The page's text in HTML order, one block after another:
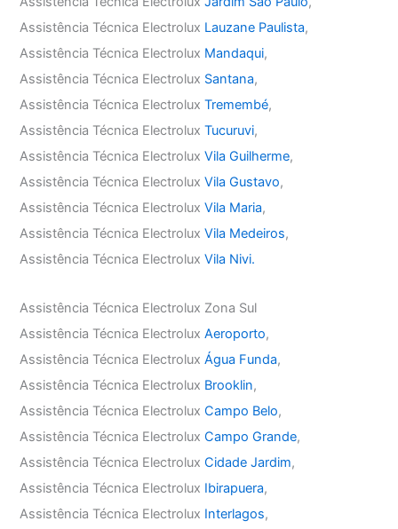
Assistência Técnica Electrolux Lauzane Paulista,
Assistência Técnica Electrolux Mandaqui,
Assistência Técnica Electrolux Santana,
Assistência Técnica ElectroluxTremembé,
Assistência Técnica ElectroluxTucuruvi,
Assistência Técnica ElectroluxVila Guilherme,
Assistência Técnica ElectroluxVila Gustavo,
Assistência Técnica ElectroluxVila Maria,
Assistência Técnica ElectroluxVila Medeiros,
Assistência Técnica ElectroluxVila Nivi.
Assistência Técnica Electrolux Zona Sul
Assistência Técnica ElectroluxAeroporto,
Assistência Técnica ElectroluxÁgua Funda,
Assistência Técnica Electrolux Brooklin,
Assistência Técnica ElectroluxCampo Belo,
Assistência Técnica ElectroluxCampo Grande,
Assistência Técnica ElectroluxCidade Jardim,
Assistência Técnica Electrolux Ibirapuera,
Assistência Técnica Electrolux Interlagos,